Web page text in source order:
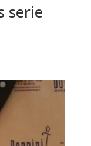
serie